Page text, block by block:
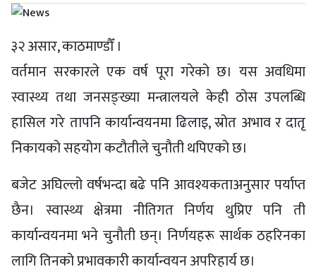
३२ असार, काठमाण्डौँ ।
वर्तमान सरकारले एक वर्ष पूरा गरेको छ। यस अवधिमा
स्वास्थ्य तथा जनसङ्ख्या मन्त्रालयले केही ठोस उपलब्धि
हासिल गरे तापनि कार्यान्वयनमा ढिलाइ, स्रोत अभाव र दातृ
निकायको सहयोग कटौतीले चुनौती थपिएको छ।
बजेट अघिल्लो वर्षभन्दा बढे पनि आवश्यकताअनुसार पर्याप्त
छैन। स्वास्थ्य क्षेत्रमा नीतिगत निर्णय थुप्रिए पनि ती
कार्यान्वयनमा भने चुनौती छन्। निर्णयहरू सार्थक ठहरिनका
लागि तिनको प्रभावकारी कार्यान्वयन अपरिहार्य छ।